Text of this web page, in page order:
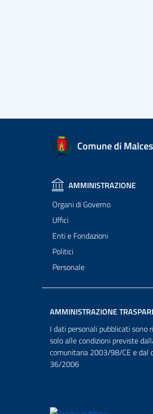
Comune di
AMMINISTRAZIONE
Organi di Governo
Uffici
Enti e Fondazioni
Politici
Personale
AMMINISTRAZIONE
I dati personali pubblicati sono
solo alle condizioni previste
comunitaria 2003/98/CE e dal
36/2006